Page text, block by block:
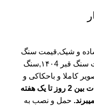
ساده و شیک,قیمت سنگ
قبر دیجی کالا,قیمت سنگ قبر,قیمت سنگ قبر ۱۴۰4,سنگ
کاملا و باحکاکی و
سفارشات بین 2 روز تا یک هفته
حمل و نصب به